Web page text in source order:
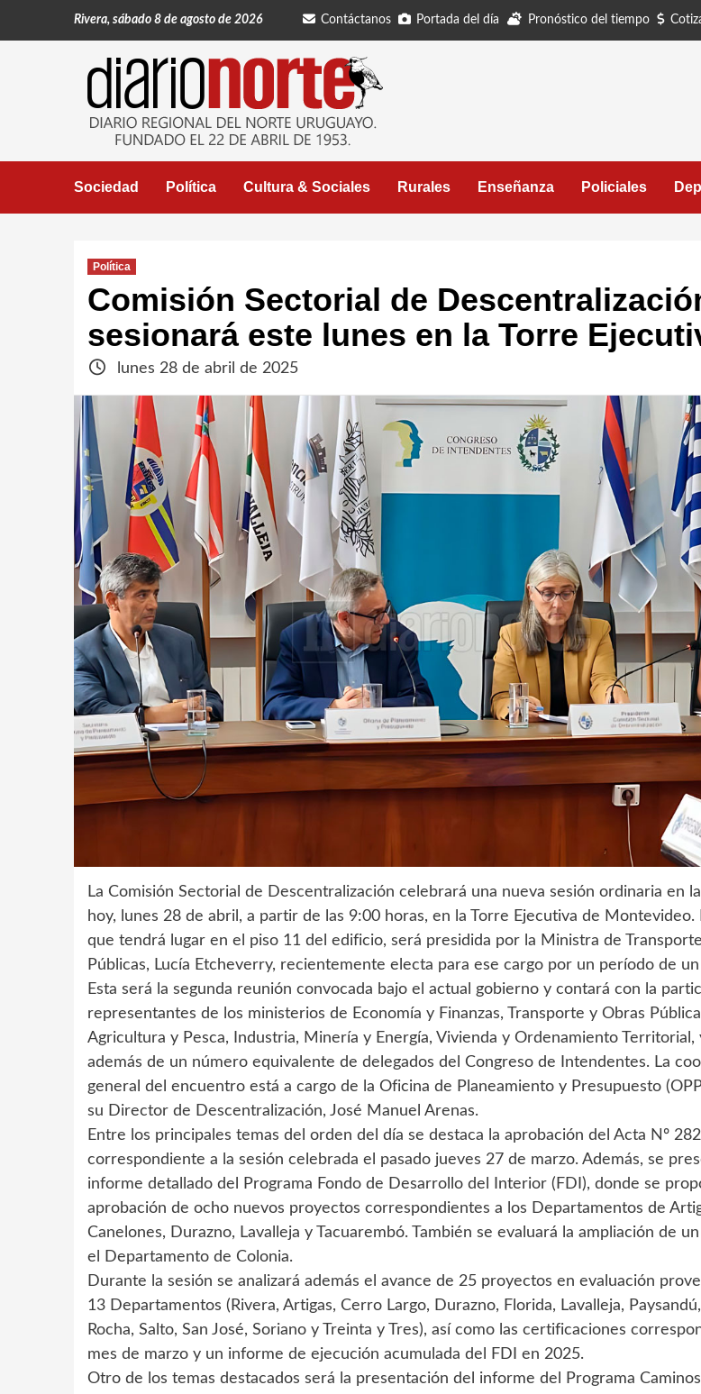
Rivera, sábado 8 de agosto de 2026 Contáctanos Portada del día Pronóstico del tiempo
Sociedad Política Cultura & Sociales Rurales Enseñanza Policiales
Política
Comisión Sectorial de
sesionará este lunes en la Torre
lunes 28 de abril de 2025
La Comisión Sectorial de Descentralización celebrará una nueva sesión ordinaria en
hoy, lunes 28 de abril, a partir de las 9:00 horas, en la Torre Ejecutiva de Montevideo.
que tendrá lugar en el piso 11 del edificio, será presidida por la Ministra de
Públicas, Lucía Etcheverry, recientemente electa para ese cargo por un período de un
Esta será la segunda reunión convocada bajo el actual gobierno y contará con la
representantes de los ministerios de Economía y Finanzas, Transporte y Obras
Agricultura y Pesca, Industria, Minería y Energía, Vivienda y Ordenamiento Territorial,
además de un número equivalente de delegados del Congreso de Intendentes. La
general del encuentro está a cargo de la Oficina de Planeamiento y Presupuesto
su Director de Descentralización, José Manuel Arenas.
Entre los principales temas del orden del día se destaca la aprobación del Acta Nº
correspondiente a la sesión celebrada el pasado jueves 27 de marzo. Además, se
informe detallado del Programa Fondo de Desarrollo del Interior (FDI), donde se
aprobación de ocho nuevos proyectos correspondientes a los Departamentos de
Canelones, Durazno, Lavalleja y Tacuarembó. También se evaluará la ampliación de
el Departamento de Colonia.
Durante la sesión se analizará además el avance de 25 proyectos en evaluación
13 Departamentos (Rivera, Artigas, Cerro Largo, Durazno, Florida, Lavalleja,
Rocha, Salto, San José, Soriano y Treinta y Tres), así como las certificaciones
mes de marzo y un informe de ejecución acumulada del FDI en 2025.
Otro de los temas destacados será la presentación del informe del Programa